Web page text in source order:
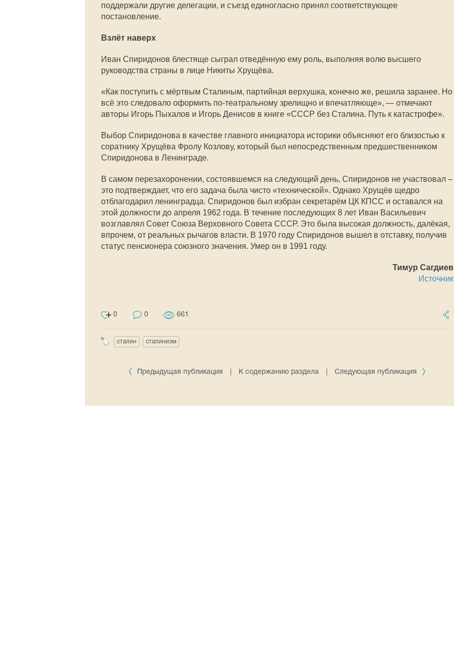
поддержали другие делегации, и съезд единогласно принял соответствующее
постановление.
Взлёт наверх
Иван Спиридонов блестяще сыграл отведённую ему роль, выполняя волю высшего
руководства страны в лице Никиты Хрущёва.
«Как поступить с мёртвым Сталиным, партийная верхушка, конечно же, решила заранее. Но
всё это следовало оформить по-театральному зрелищно и впечатляюще», — отмечают
авторы Игорь Пыхалов и Игорь Денисов в книге «СССР без Сталина. Путь к катастрофе».
Выбор Спиридонова в качестве главного инициатора историки объясняют его близостью к
соратнику Хрущёва Фролу Козлову, который был непосредственным предшественником
Спиридонова в Ленинграде.
В самом перезахоронении, состоявшемся на следующий день, Спиридонов не участвовал –
это подтверждает, что его задача была чисто «технической». Однако Хрущёв щедро
отблагодарил ленинградца. Спиридонов был избран секретарём ЦК КПСС и оставался на
этой должности до апреля 1962 года. В течение последующих 8 лет Иван Васильевич
возглавлял Совет Союза Верховного Совета СССР. Это была высокая должность, далёкая,
впрочем, от реальных рычагов власти. В 1970 году Спиридонов вышел в отставку, получив
статус пенсионера союзного значения. Умер он в 1991 году.
Тимур Сагдиев
Источник
0 0 661
сталин сталинизм
Предыдущая публикация К содержанию раздела Следующая публикация